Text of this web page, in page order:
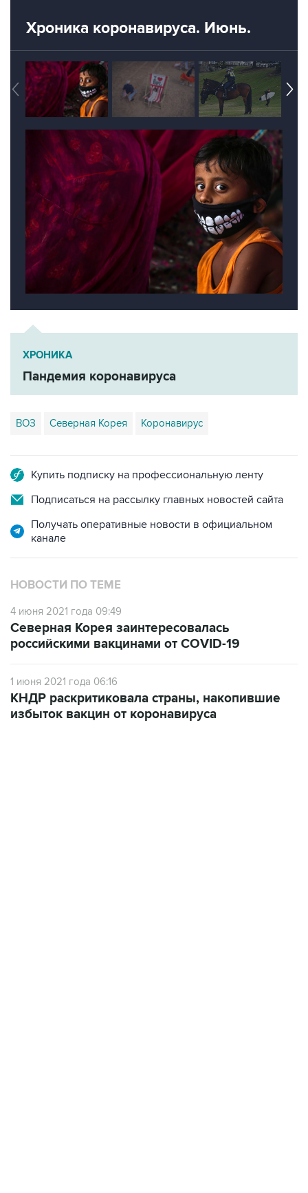
Хроника коронавируса. Июнь.
ХРОНИКА
Пандемия коронавируса
ВОЗ Северная Корея Коронавирус
Купить подписку на профессиональную ленту
Подписаться на рассылку главных новостей сайта
Получать оперативные новости в официальном
канале
НОВОСТИ ПО ТЕМЕ
4 июня 2021 года 09:49
Северная Корея заинтересовалась
российскими вакцинами от COVID-19
1 июня 2021 года 06:16
КНДР раскритиковала страны, накопившие
избыток вакцин от коронавируса